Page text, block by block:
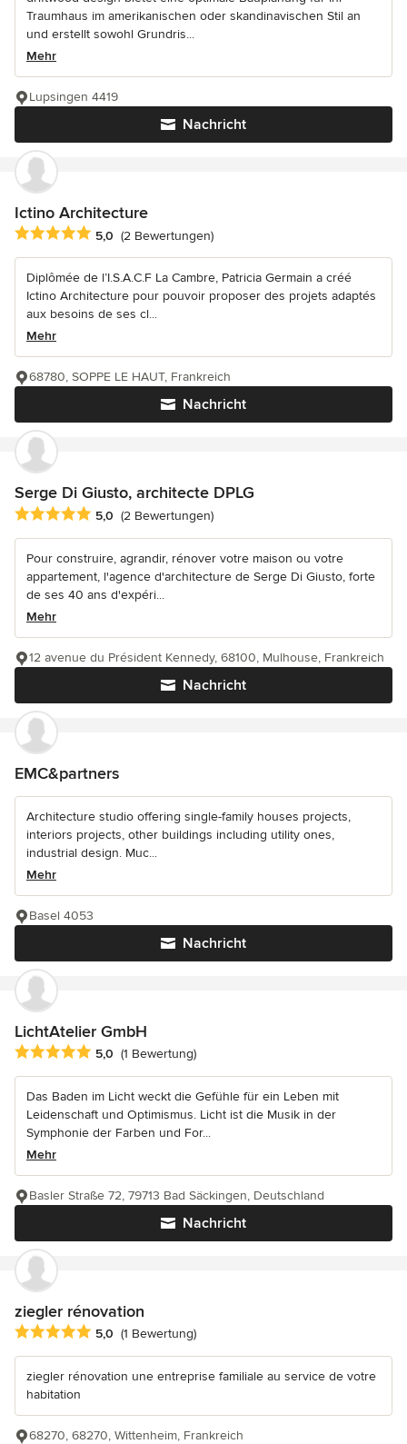
Traumhaus im amerikanischen oder skandinavischen Stil an
und erstellt sowohl Grundris...
Mehr
Nachricht
Lupsingen 4419
Ictino Architecture
Durchschnittliche Bewertung: 5 von 5 Sternen
5,0 (2 Bewertungen)
Diplômée de l’I.S.A.C.F La Cambre, Patricia Germain a créé
Ictino Architecture pour pouvoir proposer des projets adaptés
aux besoins de ses cl...
Mehr
Nachricht
68780, SOPPE LE HAUT, Frankreich
Serge Di Giusto, architecte DPLG
Durchschnittliche Bewertung: 5 von 5 Sternen
5,0 (2 Bewertungen)
Pour construire, agrandir, rénover votre maison ou votre
appartement, l'agence d'architecture de Serge Di Giusto, forte
de ses 40 ans d'expéri...
Mehr
Nachricht
12 avenue du Président Kennedy, 68100, Mulhouse, Frankreich
EMC&partners
Architecture studio offering single-family houses projects,
interiors projects, other buildings including utility ones,
industrial design. Muc...
Mehr
Nachricht
Basel 4053
LichtAtelier GmbH
Durchschnittliche Bewertung: 5 von 5 Sternen
5,0 (1 Bewertung)
Das Baden im Licht weckt die Gefühle für ein Leben mit
Leidenschaft und Optimismus. Licht ist die Musik in der
Symphonie der Farben und For...
Mehr
Nachricht
Basler Straße 72, 79713 Bad Säckingen, Deutschland
ziegler rénovation
Durchschnittliche Bewertung: 5 von 5 Sternen
5,0 (1 Bewertung)
ziegler rénovation une entreprise familiale au service de votre
habitation
68270, 68270, Wittenheim, Frankreich